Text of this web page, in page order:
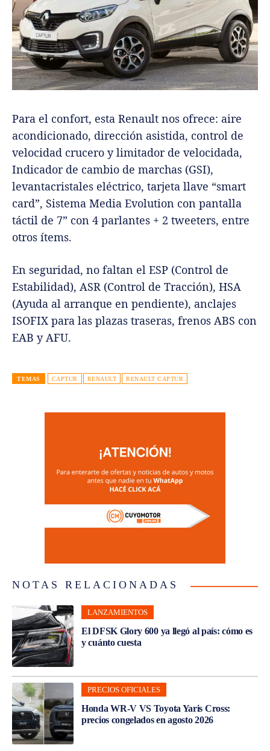
Para el confort, esta Renault nos ofrece: aire
acondicionado, dirección asistida, control de
velocidad crucero y limitador de velocidada,
Indicador de cambio de marchas (GSI),
levantacristales eléctrico, tarjeta llave “smart
card”, Sistema Media Evolution con pantalla
táctil de 7” con 4 parlantes + 2 tweeters, entre
otros ítems.
En seguridad, no faltan el ESP (Control de
Estabilidad), ASR (Control de Tracción), HSA
(Ayuda al arranque en pendiente), anclajes
ISOFIX para las plazas traseras, frenos ABS con
EAB y AFU.
TEMAS CAPTUR RENAULT RENAULT CAPTUR
NOTAS RELACIONADAS
LANZAMIENTOS
El DFSK Glory 600 ya llegó al país: cómo es
y cuánto cuesta
PRECIOS OFICIALES
Honda WR-V VS Toyota Yaris Cross:
precios congelados en agosto 2026